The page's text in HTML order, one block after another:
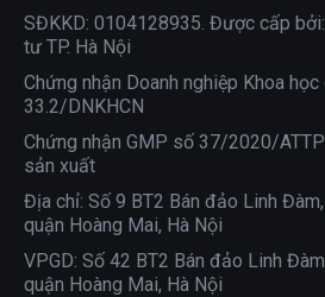
SĐKKD: 0104128935. Được cấp
tư TP. Hà Nội
Chứng nhận Doanh nghiệp Khoa
33.2/DNKHCN
Chứng nhận GMP số 37/2020/
sản xuất
Địa chỉ: Số 9 BT2 Bán đảo Linh
quận Hoàng Mai, Hà Nội
VPGD: Số 42 BT2 Bán đảo Linh
quận Hoàng Mai, Hà Nội